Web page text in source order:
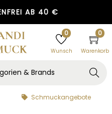
AB 40 €
0
Wunsch
0
Warenkorb
Searc
Schmuckangebote